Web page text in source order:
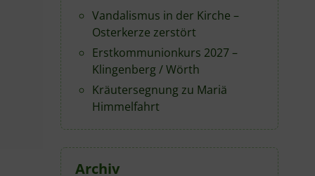
Vandalismus in der Kirche –
Osterkerze zerstört
Erstkommunionkurs 2027 –
Klingenberg / Wörth
Kräutersegnung zu Mariä
Himmelfahrt
Archiv